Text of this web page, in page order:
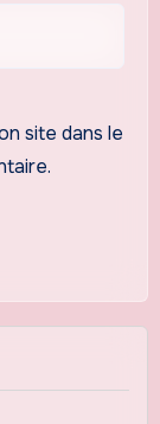
site dans le